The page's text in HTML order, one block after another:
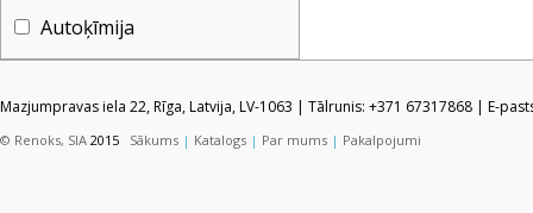
Autoķīmija
Mazjumpravas iela 22, Rīga, Latvija, LV-1063 | Tālrunis: +371 67317868 | E-
© Renoks, SIA 2015 Sākums | Katalogs | Par mums | Pakalpojumi